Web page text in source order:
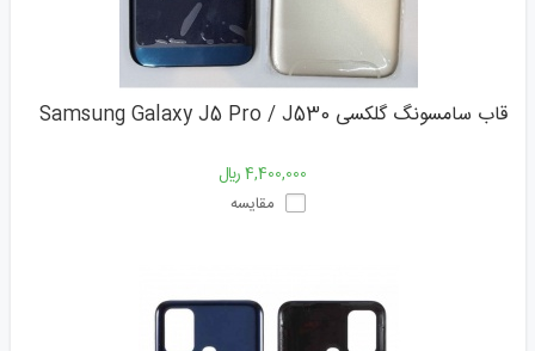
قاب سامسونگ گلکسی Samsung Galaxy J5 Pro / J530
4,400,000 ﷼
مقایسه